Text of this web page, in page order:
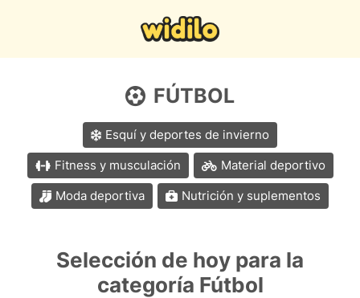
FÚTBOL
Esquí y deportes de invierno
Fitness y musculación
Material deportivo
Moda deportiva
Nutrición y suplementos
Selección de hoy para la
categoría Fútbol